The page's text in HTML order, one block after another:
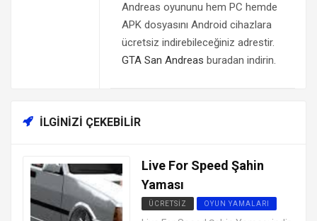
Andreas oyununu hem PC hemde
APK dosyasını Android cihazlara
ücretsiz indirebileceğiniz adrestir.
GTA San Andreas buradan indirin.
İLGINIZI ÇEKEBILIR
Live For Speed Şahin
Yaması
ÜCRETSIZ OYUN YAMALARI